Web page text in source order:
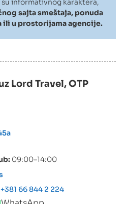
sajta smeštaja, ponuda
ili u prostorijama agencije.
Lord Travel, OTP
09:00–14:00
+381 66 844 2 224